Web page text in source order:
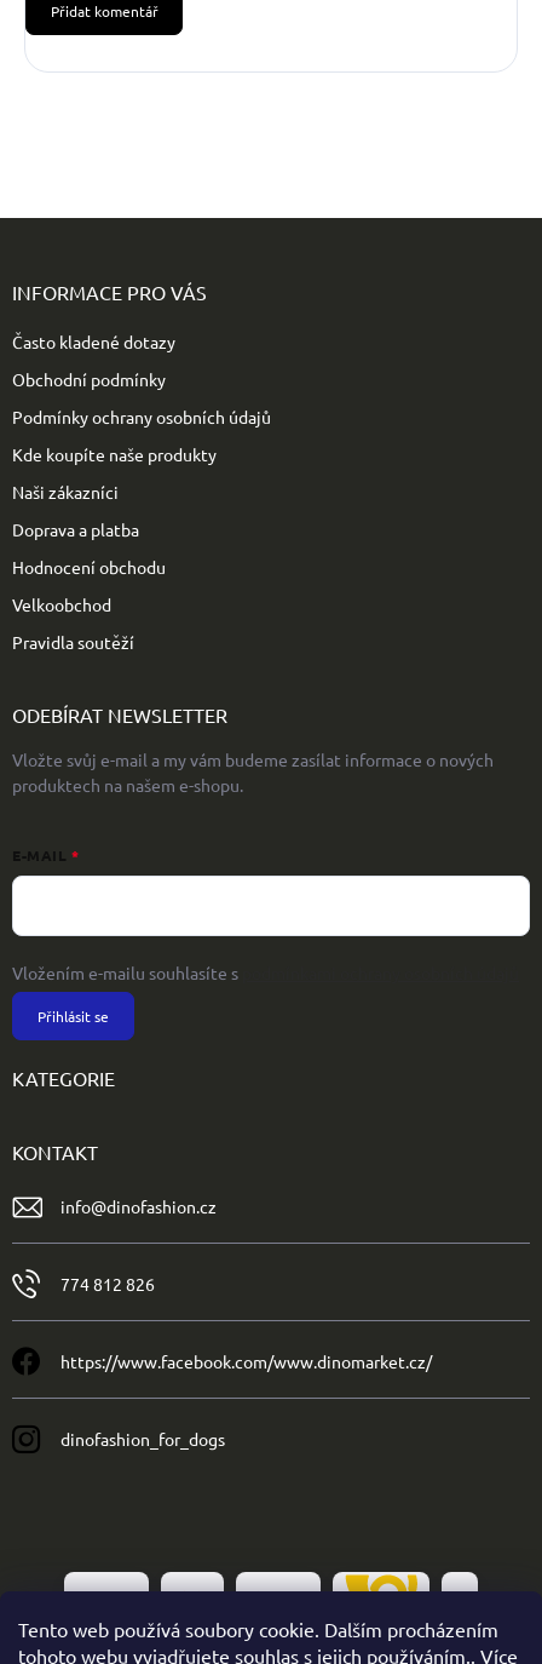
Tento web používá soubory cookie. Dalším procházením
tohoto webu vyjadřujete souhlas s jejich používáním.. Více
Přidat komentář
INFORMACE PRO VÁS
Často kladené dotazy
Obchodní podmínky
Podmínky ochrany osobních údajů
Kde koupíte naše produkty
Naši zákazníci
Doprava a platba
Hodnocení obchodu
Velkoobchod
Pravidla soutěží
ODEBÍRAT NEWSLETTER
Vložte svůj e-mail a my vám budeme zasílat informace o nových
produktech na našem e-shopu.
E-MAIL
Vložením e-mailu souhlasíte s
Přihlásit se
KATEGORIE
KONTAKT
info@dinofashion.cz
774 812 826
https://www.facebook.com/www.dinomarket.cz/
dinofashion_for_dogs